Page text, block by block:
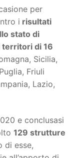
per
i risultati
stato di
territori di 16
Sicilia,
Friuli
Lazio,
e conclusasi
129 strutture
di esse,